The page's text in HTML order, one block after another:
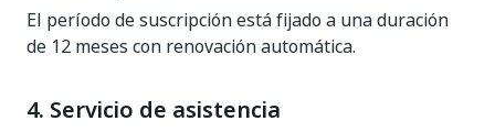
El período de suscripción está fijado a una duración
de 12 meses con renovación automática.
4. Servicio de asistencia